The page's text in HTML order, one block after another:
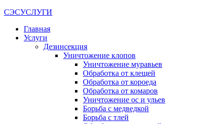
СЭСУСЛУГИ
Главная
Услуги
Дезинсекция
Уничтожение клопов
Уничтожение муравьев
Обработка от клещей
Обработка от короеда
Обработка от комаров
Уничтожение ос и ульев
Борьба с медведкой
Борьба с тлей